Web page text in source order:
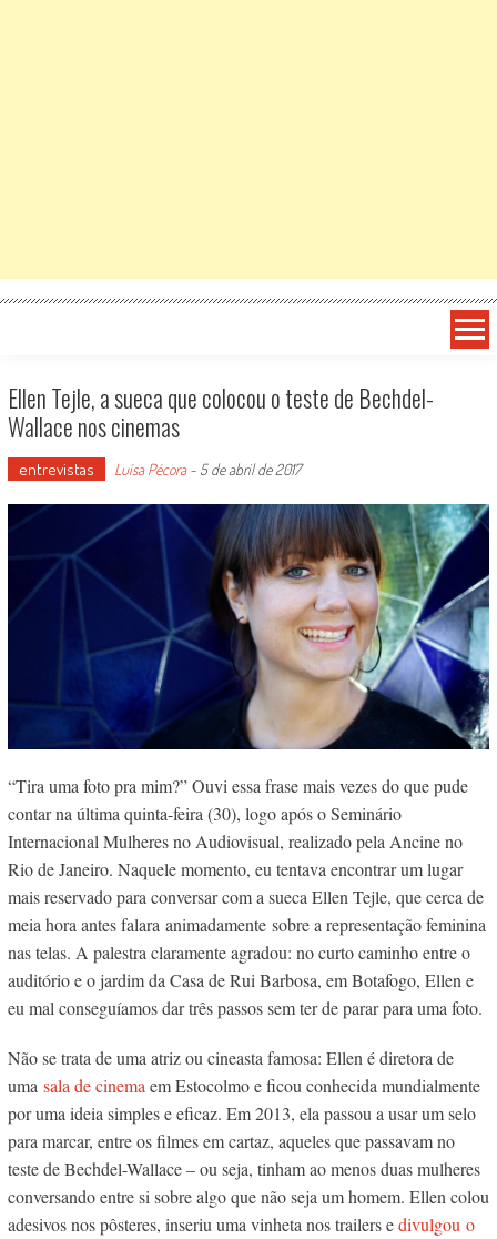
Ellen Tejle, a sueca que colocou o teste de Bechdel-
Wallace nos cinemas
entrevistas Luísa Pécora- 5 de abril de 2017
“Tira uma foto pra mim?” Ouvi essa frase mais vezes do que pude
contar na última quinta-feira (30), logo após o Seminário
Internacional Mulheres no Audiovisual, realizado pela Ancine no
Rio de Janeiro. Naquele momento, eu tentava encontrar um lugar
mais reservado para conversar com a sueca Ellen Tejle, que cerca de
meia hora antes falara animadamente sobre a representação feminina
nas telas. A palestra claramente agradou: no curto caminho entre o
auditório e o jardim da Casa de Rui Barbosa, em Botafogo, Ellen e
eu mal conseguíamos dar três passos sem ter de parar para uma foto.
Não se trata de uma atriz ou cineasta famosa: Ellen é diretora de
uma sala de cinema em Estocolmo e ficou conhecida mundialmente
por uma ideia simples e eficaz. Em 2013, ela passou a usar um selo
para marcar, entre os filmes em cartaz, aqueles que passavam no
teste de Bechdel-Wallace – ou seja, tinham ao menos duas mulheres
conversando entre si sobre algo que não seja um homem. Ellen colou
adesivos nos pôsteres, inseriu uma vinheta nos trailers edivulgou o